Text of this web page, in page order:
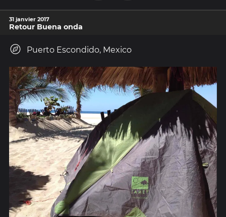
31 janvier 2017
Retour Buena onda
Puerto Escondido, Mexico